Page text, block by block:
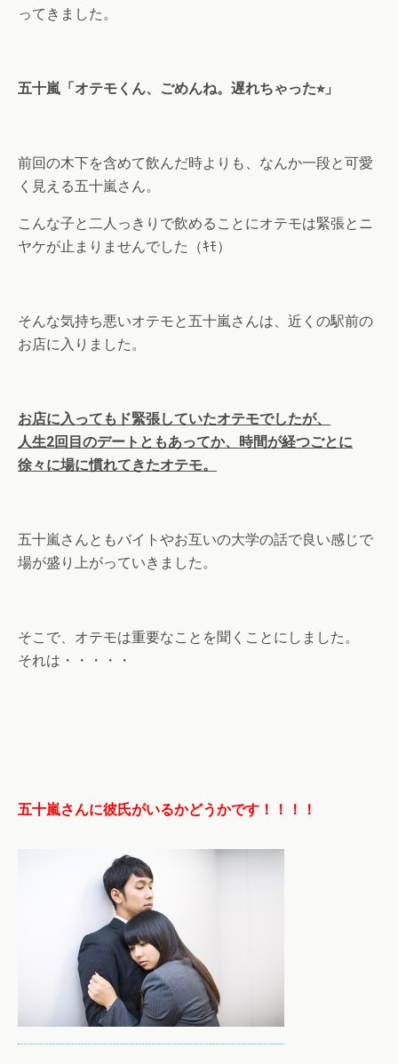
ってきました。
五十嵐「オテモくん、ごめんね。遅れちゃった⭐︎」
前回の木下を含めて飲んだ時よりも、なんか一段と可愛
く見える五十嵐さん。
こんな子と二人っきりで飲めることにオテモは緊張とニ
ヤケが止まりませんでした（ｷﾓ）
そんな気持ち悪いオテモと五十嵐さんは、近くの駅前の
お店に入りました。
お店に入ってもド緊張していたオテモでしたが、
人生2回目のデートともあってか、時間が経つごとに
徐々に場に慣れてきたオテモ。
五十嵐さんともバイトやお互いの大学の話で良い感じで
場が盛り上がっていきました。
そこで、オテモは重要なことを聞くことにしました。
それは・・・・・
五十嵐さんに彼氏がいるかどうかです！！！！